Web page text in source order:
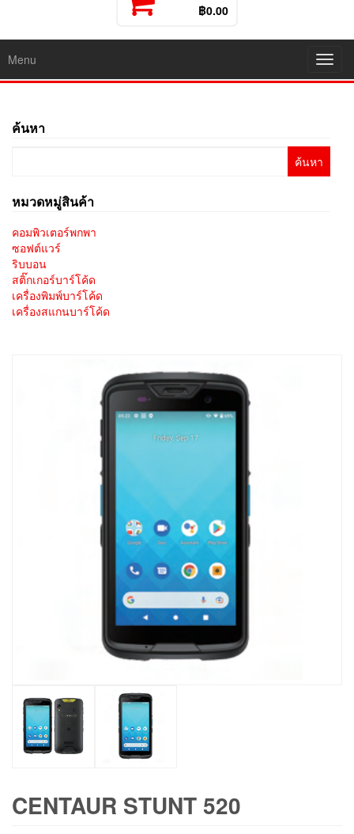
฿0.00
Menu
ค้นหา
หมวดหมู่สินค้า
คอมพิวเตอร์พกพา
ซอฟต์แวร์
ริบบอน
สติ๊กเกอร์บาร์โค้ด
เครื่องพิมพ์บาร์โค้ด
เครื่องสแกนบาร์โค้ด
CENTAUR STUNT 520